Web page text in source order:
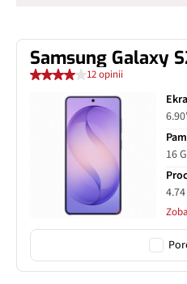
Samsung Galaxy
12 opinii
16